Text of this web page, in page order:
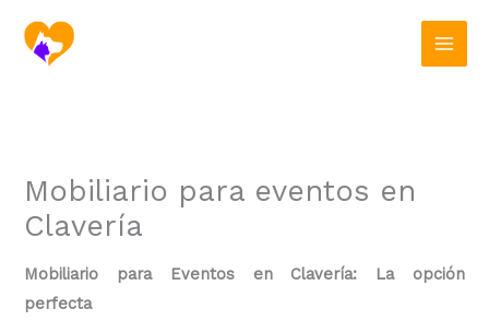
contenido
Mobiliario para eventos en
Clavería
Mobiliario para Eventos en Clavería: La opción
perfecta